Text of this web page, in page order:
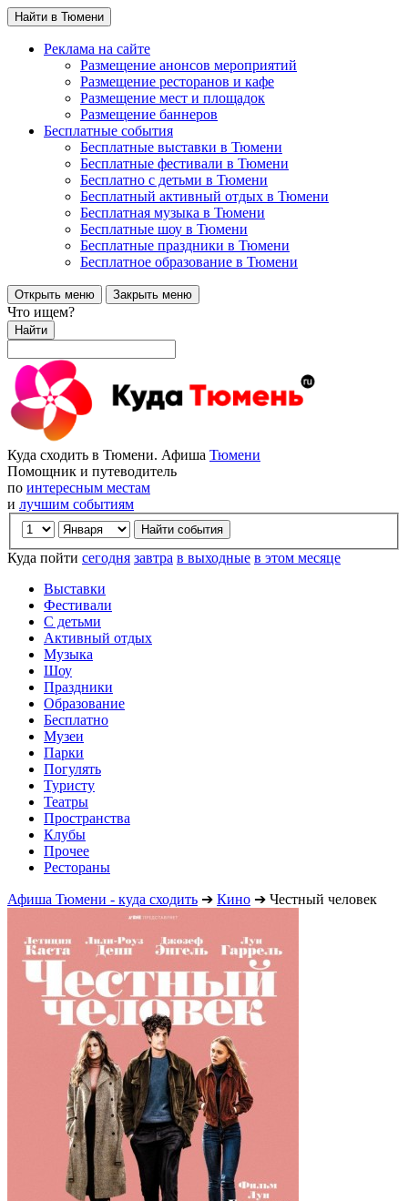
Найти в Тюмени
Реклама на сайте
Размещение анонсов мероприятий
Размещение ресторанов и кафе
Размещение мест и площадок
Размещение баннеров
Бесплатные события
Бесплатные выставки в Тюмени
Бесплатные фестивали в Тюмени
Бесплатно с детьми в Тюмени
Бесплатный активный отдых в Тюмени
Бесплатная музыка в Тюмени
Бесплатные шоу в Тюмени
Бесплатные праздники в Тюмени
Бесплатное образование в Тюмени
Открыть меню Закрыть меню
Что ищем?
Найти
Куда сходить в Тюмени. Афиша Тюмени
Помощник и путеводитель
по интересным местам
и лучшим событиям
Куда пойти сегодня завтра в выходные в этом месяце
Выставки
Фестивали
С детьми
Активный отдых
Музыка
Шоу
Праздники
Образование
Бесплатно
Музеи
Парки
Погулять
Туристу
Театры
Пространства
Клубы
Прочее
Рестораны
Афиша Тюмени - куда сходить ➔ Кино ➔ Честный человек